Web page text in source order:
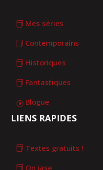
Mes séries
Contemporains
Historiques
Fantastiques
Blogue
LIENS RAPIDES
Textes gratuits !
On jase